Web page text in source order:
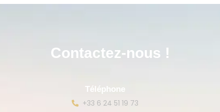
Contactez-nous !
Téléphone
+33 6 24 51 19 73